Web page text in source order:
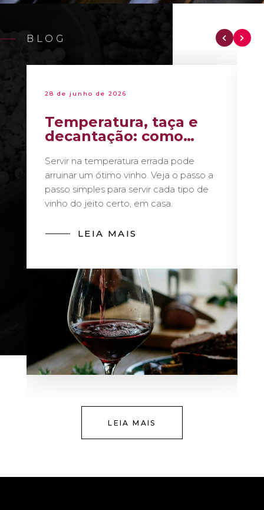
BLOG
28 de junho de 2026
Temperatura, taça e
decantação: como
sommelier
Servir na temperatura errada pode
arruinar um ótimo vinho. Veja o passo a
passo simples para servir cada tipo de
vinho do jeito certo, em casa.
LEIA MAIS
LEIA MAIS